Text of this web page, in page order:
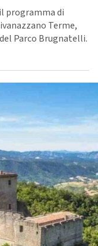
il programma di
Terme,
Parco Brugnatelli.